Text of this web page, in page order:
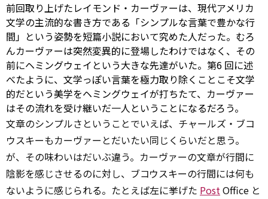
前回取り上げたレイモンド・カーヴァーは、現代アメリカ
文学の主流的な書き方である「シンプルな言葉で豊かな行
間」という姿勢を短篇小説において究めた人だった。むろ
んカーヴァーは突然変異的に登場したわけではなく、その
前にヘミングウェイという大きな先達がいた。第6 回に述
べたように、文学っぽい言葉を極力取り除くことこそ文学
的だという美学をヘミングウェイが打ちたて、カーヴァー
はその流れを受け継いだ一人ということになるだろう。
文章のシンプルさということでいえば、チャールズ・ブコ
ウスキーもカーヴァーとだいたい同じくらいだと思う。
が、その味わいはだいぶ違う。カーヴァーの文章が行間に
陰影を感じさせるのに対し、ブコウスキーの行間には何も
ないように感じられる。たとえば左に挙げた PostOffice と